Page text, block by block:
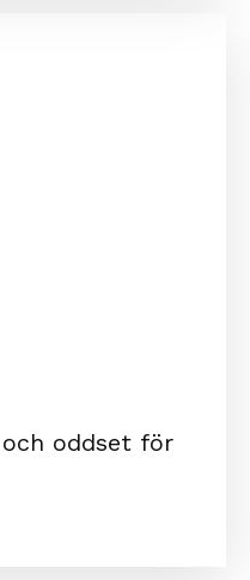
oddset för